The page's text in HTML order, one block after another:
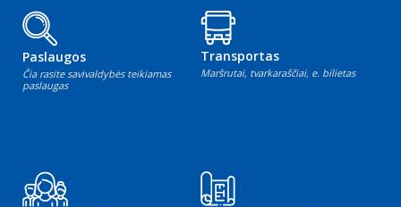
Paslaugos
Čia rasite savivaldybės teikiamas
paslaugas
Transportas
Maršrutai, tvarkaraščiai, e. bilietas